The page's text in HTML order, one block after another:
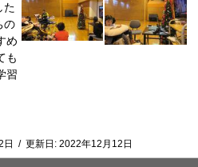
た
の
め
も
習
/ 更新日: 2022年12月12日